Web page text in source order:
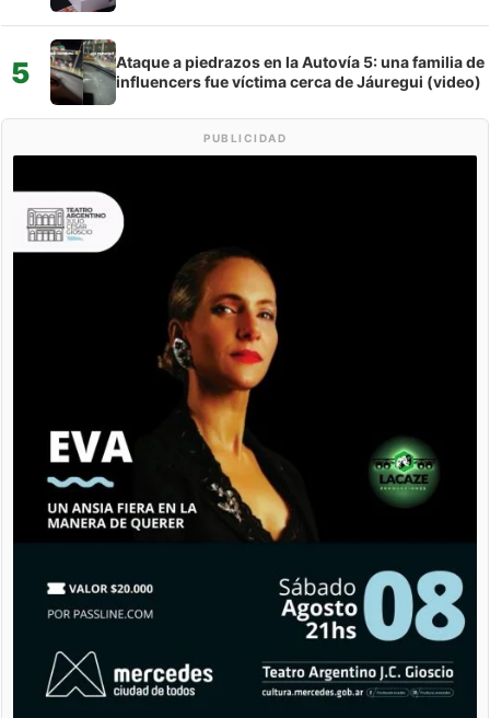
5
Ataque a piedrazos en la Autovía 5: una familia de
influencers fue víctima cerca de Jáuregui (video)
PUBLICIDAD